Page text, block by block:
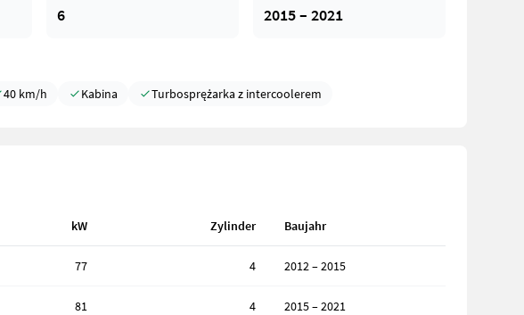
6 2015 – 2021
40 km/h Kabina Turbosprężarka z intercoolerem
kW Zylinder Baujahr
77 4 2012 – 2015
81 4 2015 – 2021